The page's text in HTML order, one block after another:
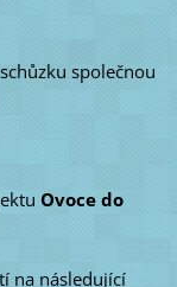
společnou
Ovoce do
na následující